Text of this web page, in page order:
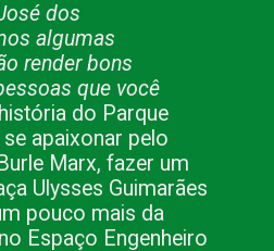
dos
algumas
render bons
que você
do Parque
apaixonar pelo
Marx, fazer um
Ulysses Guimarães
pouco mais da
Espaço Engenheiro